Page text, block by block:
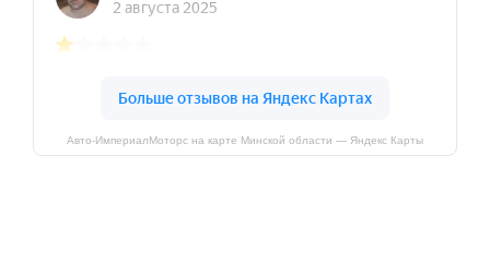
Авто-ИмпериалМоторс на карте Минской области — Яндекс Карты